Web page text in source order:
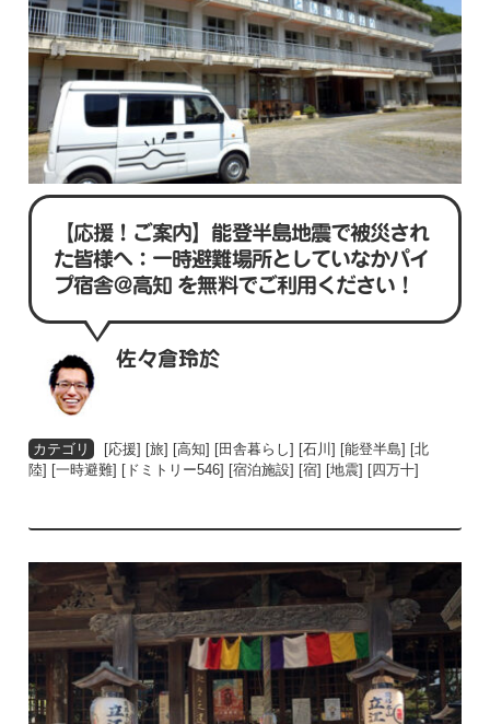
【応援！ご案内】能登半島地震で被災され
た皆様へ：一時避難場所としていなかパイ
プ宿舎＠高知 を無料でご利用ください！
佐々倉玲於
[応援] [旅] [高知] [田舎暮らし] [石川] [能登半島] [北
陸] [一時避難] [ ドミトリー546] [宿泊施設] [宿] [地震] [四万十]